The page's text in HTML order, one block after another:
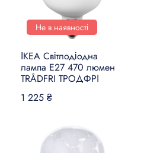
Не в наявності
ІКЕА Світлодіодна
лампа E27 470 люмен
TRÅDFRI ТРОДФРІ
1 225 ₴